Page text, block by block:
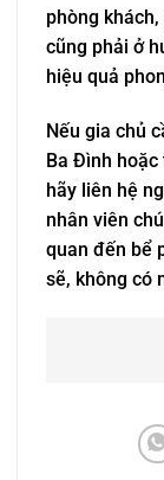
phòng
cũng phải ở
hiệu quả
Nếu gia chủ
Ba Đình hoặc
hãy liên hệ
nhân viên
quan đến bể
sẽ, không có